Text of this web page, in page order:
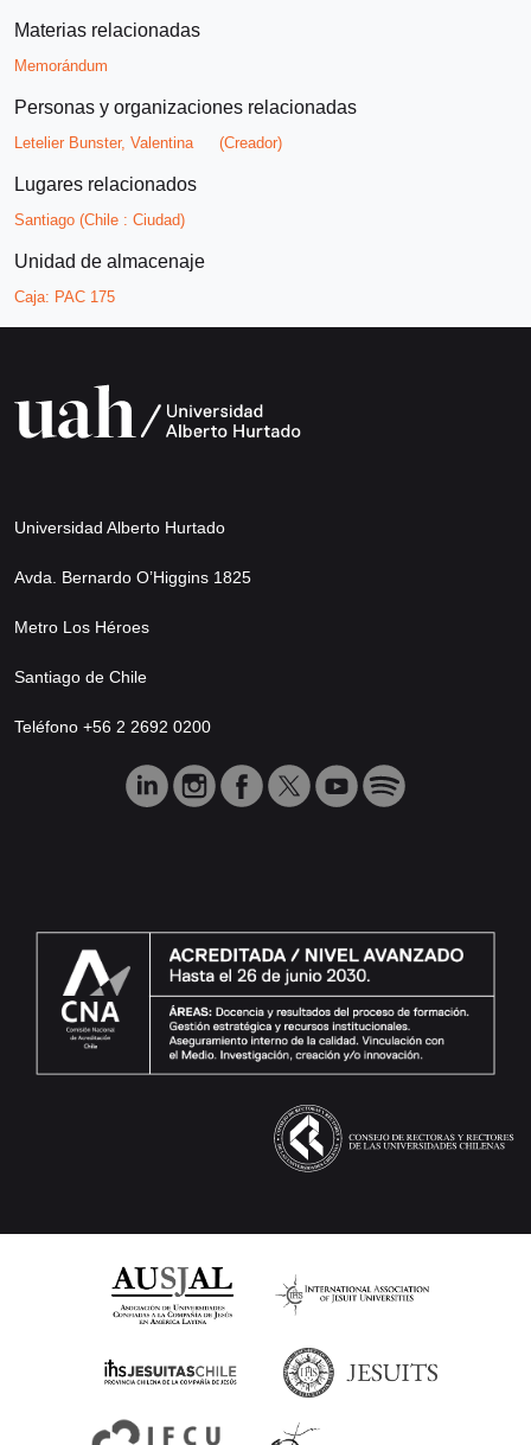
Materias relacionadas
Memorándum
Personas y organizaciones relacionadas
Letelier Bunster, Valentina (Creador)
Lugares relacionados
Santiago (Chile : Ciudad)
Unidad de almacenaje
Caja: PAC 175
Universidad Alberto Hurtado
Avda. Bernardo O’Higgins 1825
Metro Los Héroes
Santiago de Chile
Teléfono +56 2 2692 0200